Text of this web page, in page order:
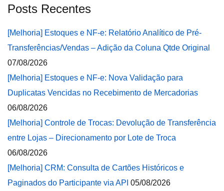
Posts Recentes
[Melhoria] Estoques e NF-e: Relatório Analítico de Pré-
Transferências/Vendas – Adição da Coluna Qtde Original
07/08/2026
[Melhoria] Estoques e NF-e: Nova Validação para
Duplicatas Vencidas no Recebimento de Mercadorias
06/08/2026
[Melhoria] Controle de Trocas: Devolução de Transferência
entre Lojas – Direcionamento por Lote de Troca
06/08/2026
[Melhoria] CRM: Consulta de Cartões Históricos e
Paginados do Participante via API 05/08/2026